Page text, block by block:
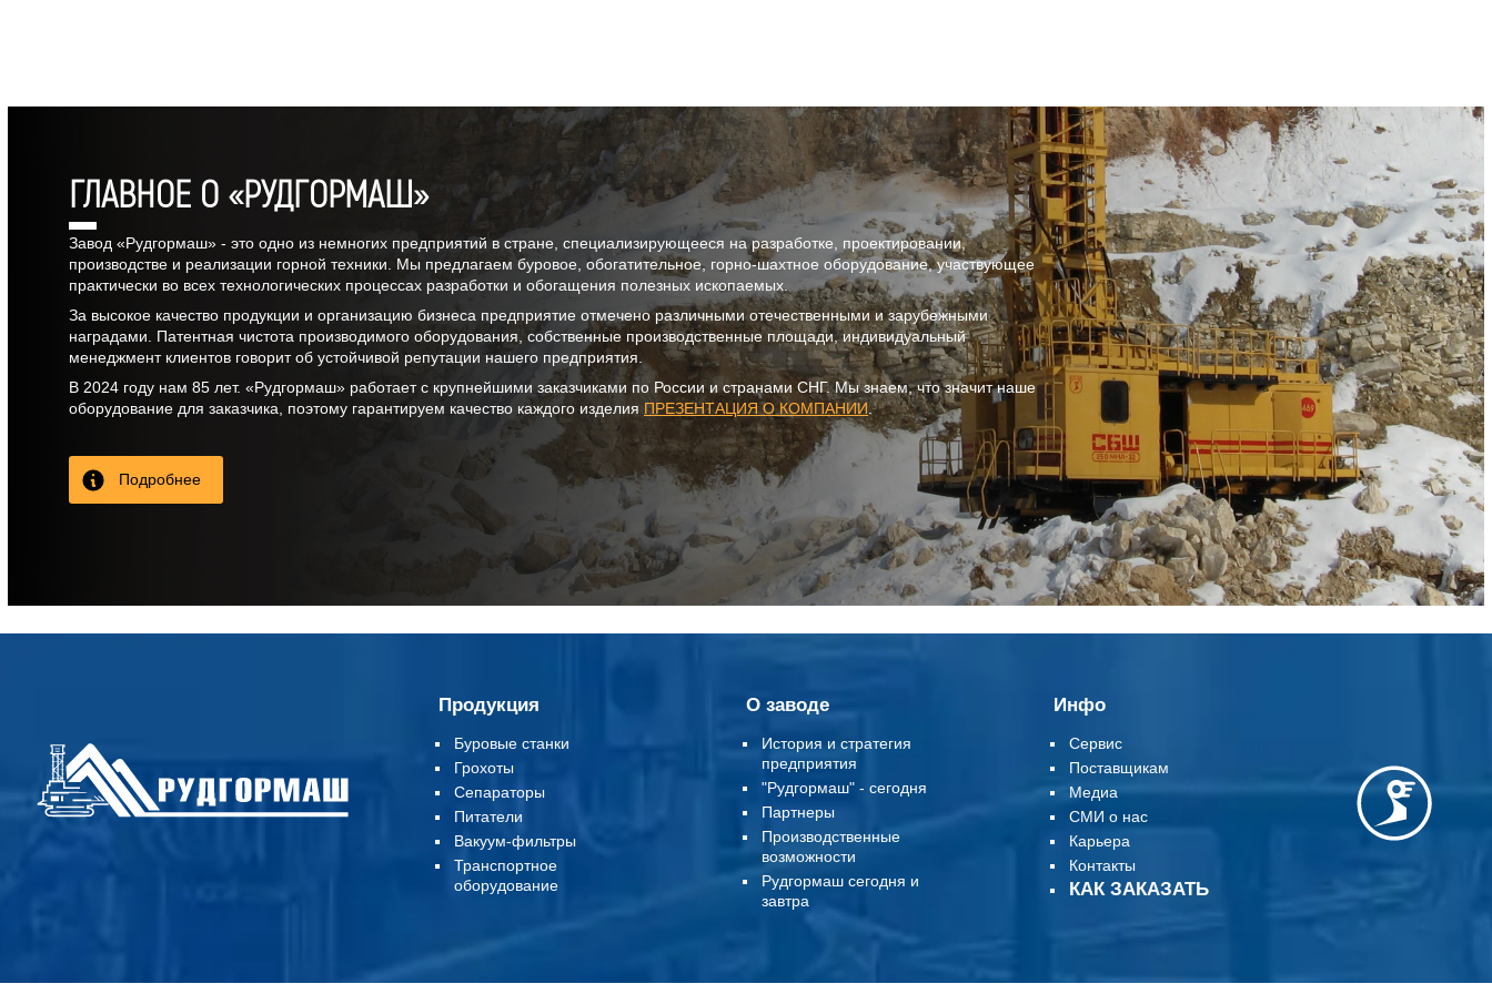
наши предприятия обсуждают коммерческую реализацию данного
проекта. Работы, конечно, очень много - данную разработку необходимо
довести до уровня современных технологий. Мы уже многое изменили,
улучшили: появились контроллеры, датчики. Немаловажным фактором
служит то, что существует заинтересованность в данном виде
сепараторов на крупнейших предприятиях страны. У нас есть заказчик,
который в случае достижения заявленных показателей готов установить
20 сепараторов уже в следующем году. Что касается сотрудничества в
целом, скажу, что тандем науки и производственников всегда дает
отличный результат. Мы хотим совместно работать и выпускать
востребованное оборудование непосредственно по заказам российских
предприятий, - сказал Александр Сергеевич.
при усовершенствовании оборудования были повышение
производительности до 20%,эксплуатационная надежность и удобство и
ремонтопригодность. По оценкам компетентных специалистов, на
сегодняшний день буровой станок СБШ-250 является одним из самых
надёжных станков, качественным, простым в эксплуатации. Стоимость
владения буровым станком СБШ-250, производства компании Рудгормаш,
значительно ниже стоимости владения импортными аналогами.
СКАЧАЙТЕ СЕБЕ примеры последних ТЗ на СБШ-250, разработанных по
заказу потребителей с отзывами и описанием опыта эксплуатации.
ГЛАВНОЕ О «РУДГОРМАШ»
Завод «Рудгормаш» - это одно из немногих предприятий в стране, специализирующееся на разработке, проектировании,
производстве и реализации горной техники. Мы предлагаем буровое, обогатительное, горно-шахтное оборудование, участвующее
практически во всех технологических процессах разработки и обогащения полезных ископаемых.
За высокое качество продукции и организацию бизнеса предприятие отмечено различными отечественными и зарубежными
наградами. Патентная чистота производимого оборудования, собственные производственные площади, индивидуальный
менеджмент клиентов говорит об устойчивой репутации нашего предприятия.
В 2024 году нам 85 лет. «Рудгормаш» работает с крупнейшими заказчиками по России и странами СНГ. Мы знаем, что значит наше
оборудование для заказчика, поэтому гарантируем качество каждого изделия ПРЕЗЕНТАЦИЯ О КОМПАНИИ.
Подробнее
Продукция
Буровые станки
Грохоты
Сепараторы
Питатели
Вакуум-фильтры
Транспортное
оборудование
О заводе
История и стратегия
предприятия
"Рудгормаш" - сегодня
Партнеры
Производственные
возможности
Рудгормаш сегодня и
завтра
Инфо
Сервис
Поставщикам
Медиа
СМИ о нас
Карьера
Контакты
КАК ЗАКАЗАТЬ